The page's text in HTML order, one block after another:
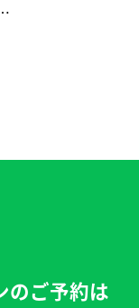
のご予約は